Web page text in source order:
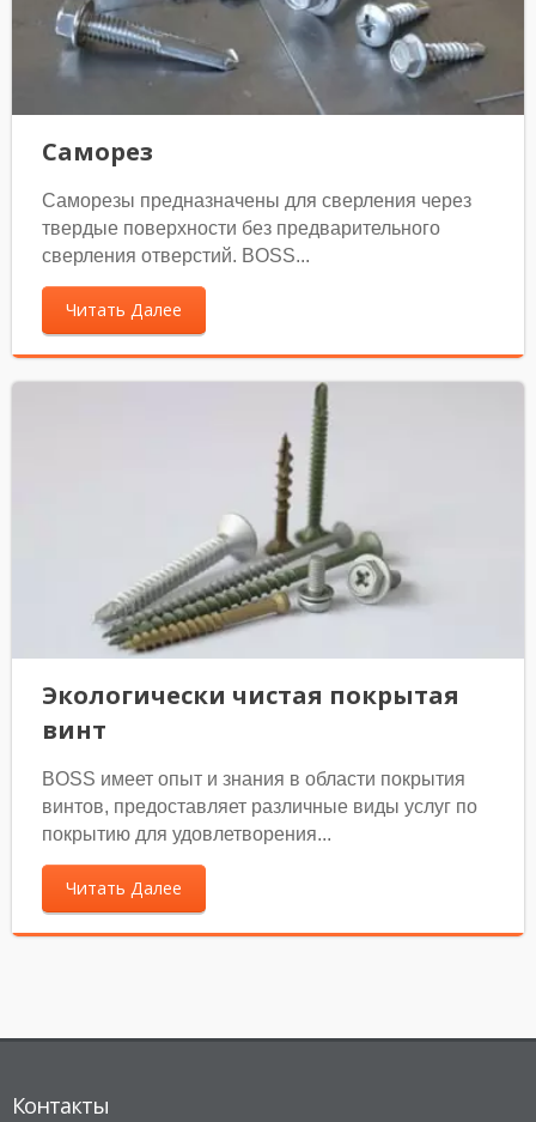
Саморез
Саморезы предназначены для сверления через
твердые поверхности без предварительного
сверления отверстий. BOSS...
Читать Далее
Экологически чистая покрытая
винт
BOSS имеет опыт и знания в области покрытия
винтов, предоставляет различные виды услуг по
покрытию для удовлетворения...
Читать Далее
Контакты